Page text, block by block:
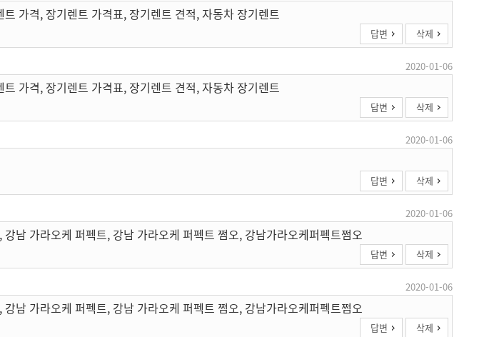
가격, 장기렌트 가격표, 장기렌트 견적, 자동차 장기렌트
답변 삭제
2020-01-06
가격, 장기렌트 가격표, 장기렌트 견적, 자동차 장기렌트
답변 삭제
2020-01-06
답변 삭제
2020-01-06
남 가라오케 퍼펙트, 강남 가라오케 퍼펙트 쩜오, 강남가라오케퍼펙트쩜오
답변 삭제
2020-01-06
남 가라오케 퍼펙트, 강남 가라오케 퍼펙트 쩜오, 강남가라오케퍼펙트쩜오
답변 삭제